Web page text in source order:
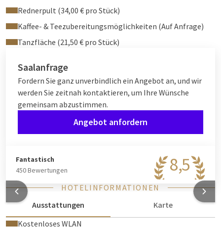
Rednerpult (34,00 € pro Stück)
Kaffee- & Teezubereitungsmöglichkeiten (Auf Anfrage)
Tanzfläche (21,50 € pro Stück)
Saalanfrage
Fordern Sie ganz unverbindlich ein Angebot an, und wir
werden Sie zeitnah kontaktieren, um Ihre Wünsche
gemeinsam abzustimmen.
Angebot anfordern
8,5
Fantastisch
450 Bewertungen
HOTELINFORMATIONEN
Ausstattungen
Karte
Kostenloses WLAN